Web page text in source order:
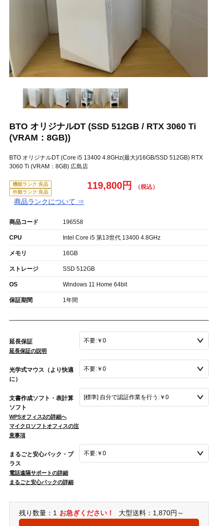
BTO オリジナルDT (SSD 512GB / RTX 3060 Ti
(VRAM：8GB))
BTO オリジナルDT (Core i5 13400 4.8GHz(最大)/16GB/SSD 512GB) RTX
3060 Ti (VRAM：8GB) 広島店
機能ランク:良品
外観ランク:良品
商品ランクについて ⇒
119,800円
商品コード 196558
CPU Intel Core i5 第13世代 13400 4.8GHz
メモリ 16GB
ストレージ SSD 512GB
OS Windows 11 Home 64bit
保証期間 1年間
延長保証
延長保証の説明
光学式マウス（より快適
に）
文書作成ソフト・表計算
ソフト
WPSオフィス2の詳細へ
マイクロソフトオフィスの注
意事項
まるごと安心パック・プ
ラス
電話遠隔サポートの詳細
まるごと安心パックの詳細
残り数量：1 お急ぎください！ 大型送料：1,870円～